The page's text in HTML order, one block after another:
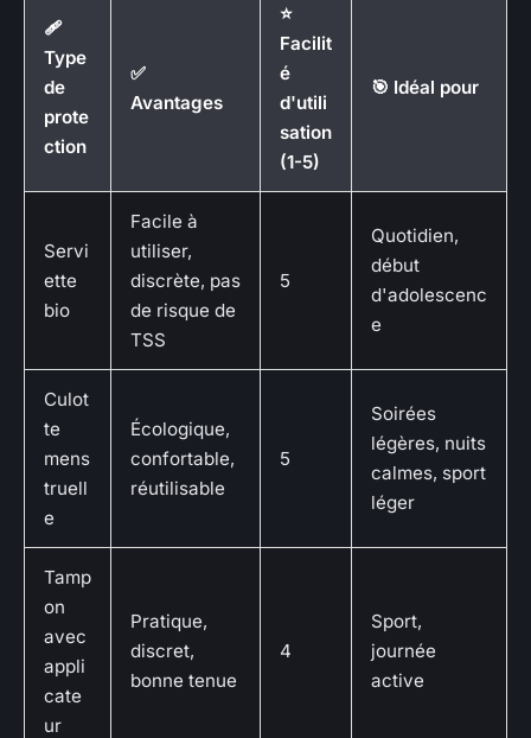
🩹
Type
de
prote
ction
✅
Avantages
⭐
Facilit
é
d'utili
sation
(1-5)
🎯 Idéal pour
Servi
ette
bio
Facile à
utiliser,
discrète, pas
de risque de
TSS
5
Quotidien,
début
d'adolescenc
e
Culot
te
mens
truell
e
Écologique,
confortable,
réutilisable
5
Soirées
légères, nuits
calmes, sport
léger
Tamp
on
avec
appli
cate
ur
Pratique,
discret,
bonne tenue
4
Sport,
journée
active